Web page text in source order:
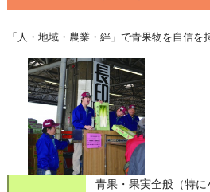
「人・地域・農業・絆」で青果物を自信を
青果・果実全般（特に